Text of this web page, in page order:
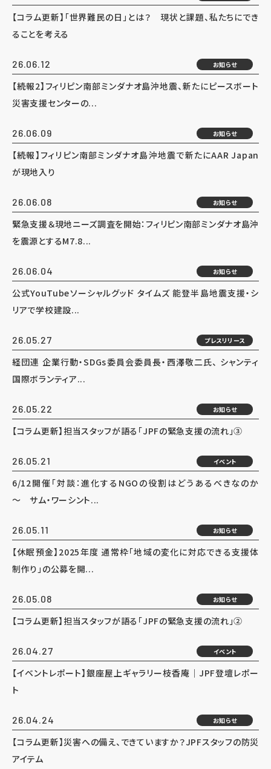
【コラム更新】「世界難民の日」とは？ 現状と課題、私たちにでき
ることを考える
26.06.12 お知らせ
【続報2】フィリピン南部ミンダナオ島沖地震、新たにピースボート
災害支援センターの...
26.06.09 お知らせ
【続報】フィリピン南部ミンダナオ島沖地震で新たにAAR Japan
が現地入り
26.06.08 お知らせ
緊急支援＆現地ニーズ調査を開始：フィリピン南部ミンダナオ島沖
を震源とするM7.8...
26.06.04 お知らせ
公式YouTubeソーシャルグッド タイムズ 能登半島地震支援・シ
リアで学校建設...
26.05.27 プレスリリース
経団連 企業行動・SDGs委員会委員長・西澤敬二氏、 シャンティ
国際ボランティア...
26.05.22 お知らせ
【コラム更新】担当スタッフが語る「JPFの緊急支援の流れ」③
26.05.21 イベント
6/12開催「対談：進化するNGOの役割はどうあるべきなのか
～ サム・ワーシント...
26.05.11 お知らせ
【休眠預金】2025年度 通常枠「地域の変化に対応できる支援体
制作り」の公募を開...
26.05.08 お知らせ
【コラム更新】担当スタッフが語る「JPFの緊急支援の流れ」②
26.04.27 イベント
【イベントレポート】銀座屋上ギャラリー枝香庵｜JPF登壇レポー
ト
26.04.24 お知らせ
【コラム更新】災害への備え、できていますか？JPFスタッフの防災
アイテム